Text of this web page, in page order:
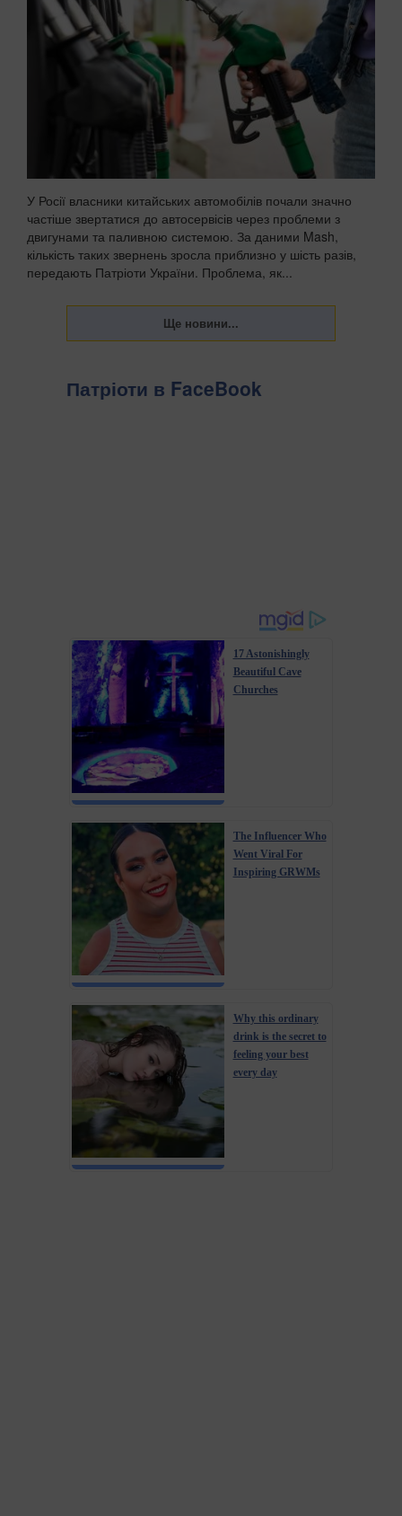
У Росії власники китайських автомобілів почали значно
частіше звертатися до автосервісів через проблеми з
двигунами та паливною системою. За даними Mash,
кількість таких звернень зросла приблизно у шість разів,
передають Патріоти України. Проблема, як...
Патріоти в FaceBook
17 Astonishingly
Beautiful Cave
Churches
The Influencer Who
Went Viral For
Inspiring GRWMs
Why this ordinary
drink is the secret to
feeling your best
every day